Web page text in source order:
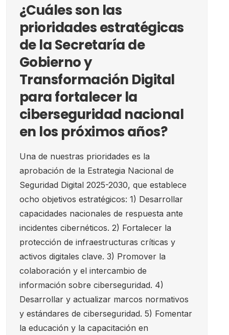
¿Cuáles son las
prioridades estratégicas
de la Secretaría de
Gobierno y
Transformación Digital
para fortalecer la
ciberseguridad nacional
en los próximos años?
Una de nuestras prioridades es la
aprobación de la Estrategia Nacional de
Seguridad Digital 2025-2030, que establece
ocho objetivos estratégicos: 1) Desarrollar
capacidades nacionales de respuesta ante
incidentes cibernéticos. 2) Fortalecer la
protección de infraestructuras críticas y
activos digitales clave. 3) Promover la
colaboración y el intercambio de
información sobre ciberseguridad. 4)
Desarrollar y actualizar marcos normativos
y estándares de ciberseguridad. 5) Fomentar
la educación y la capacitación en